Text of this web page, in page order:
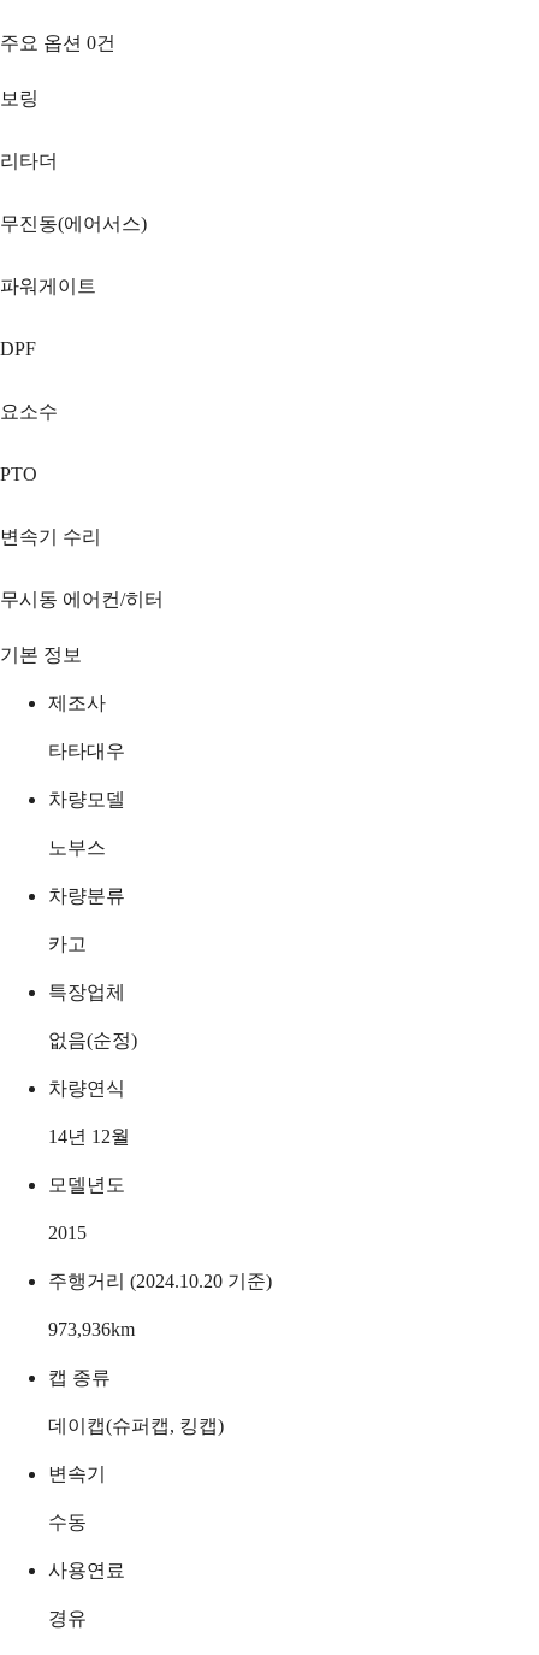
주요 옵션 0건
보링
리타더
무진동(에어서스)
파워게이트
DPF
요소수
PTO
변속기 수리
무시동 에어컨/히터
기본 정보
제조사
타타대우
차량모델
노부스
차량분류
카고
특장업체
없음(순정)
차량연식
14년 12월
모델년도
2015
주행거리 (2024.10.20 기준)
973,936km
캡 종류
데이캡(슈퍼캡, 킹캡)
변속기
수동
사용연료
경유